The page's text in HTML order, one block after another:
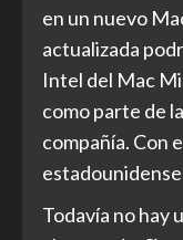
en un nuevo
actualizada
Intel del Mac
como parte de
compañía. Con
Todavía no hay